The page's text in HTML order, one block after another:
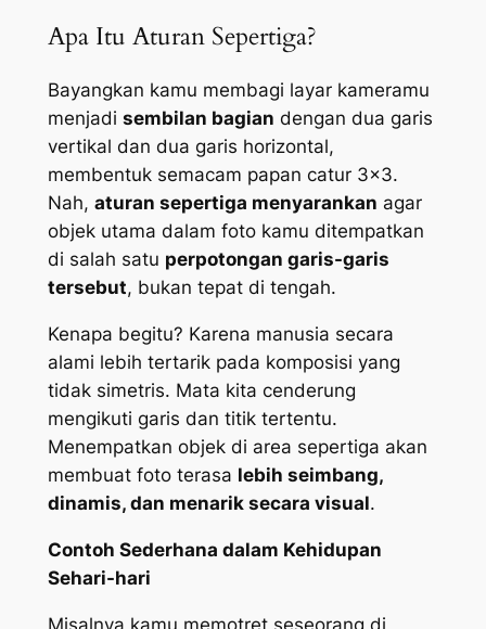
Apa Itu Aturan Sepertiga?
Bayangkan kamu membagi layar kameramu
menjadi sembilan bagian dengan dua garis
vertikal dan dua garis horizontal,
membentuk semacam papan catur 3×3.
Nah, aturan sepertiga menyarankan agar
objek utama dalam foto kamu ditempatkan
di salah satu perpotongan garis-garis
tersebut, bukan tepat di tengah.
Kenapa begitu? Karena manusia secara
alami lebih tertarik pada komposisi yang
tidak simetris. Mata kita cenderung
mengikuti garis dan titik tertentu.
Menempatkan objek di area sepertiga akan
membuat foto terasa lebih seimbang,
dinamis, dan menarik secara visual.
Contoh Sederhana dalam Kehidupan
Sehari-hari
Misalnya kamu memotret seseorang di